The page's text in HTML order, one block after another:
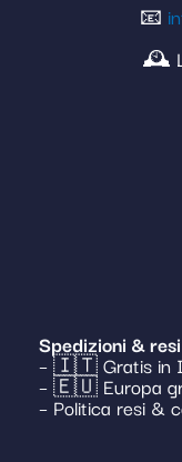
📧
🕰️
Spedizioni & resi
– 🇮🇹 Gratis in
– 🇪🇺 Europa
– Politica resi &